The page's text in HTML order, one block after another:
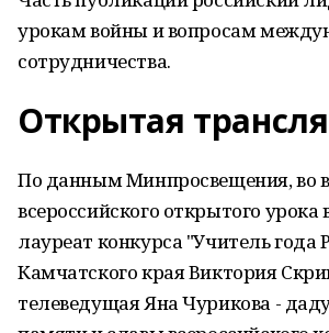
урокам войны и вопросам
сотрудничества.
Открытая
По данным Минпросвещения, во
всероссийского открытого урока
лауреат конкурса "Учитель года
Камчатского края Виктория
телеведущая Яна Чурикова -